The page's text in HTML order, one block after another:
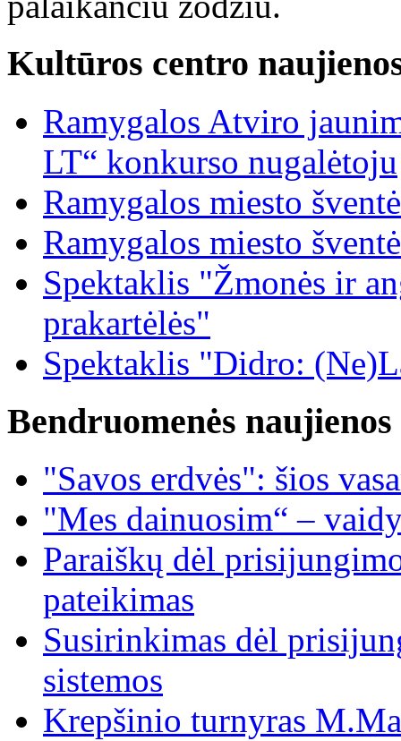
Kultūros centro
Ramygalos Atviro
LT“ konkurso nugalėtoju
Ramygalos miesto šventė
Ramygalos miesto šventė
Spektaklis "Žmonės ir
prakartėlės"
Spektaklis "Didro:
Bendruomenės naujienos
"Savos erdvės": šios
"Mes dainuosim“ –
Paraiškų dėl
pateikimas
Susirinkimas dėl
sistemos
Krepšinio turnyras